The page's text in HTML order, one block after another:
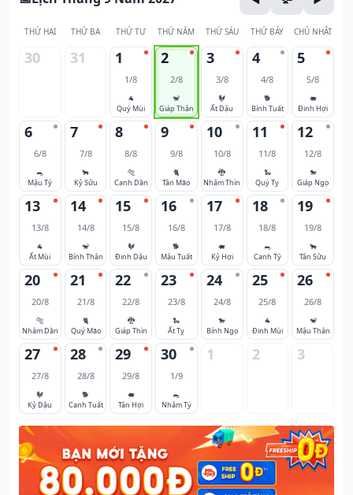
THỨ HAI THỨ BA THỨ TƯ THỨ NĂM THỨ SÁU THỨ BẢY CHỦ NHẬT
30 31 1
1/8
🐐
Quý Mùi
2
2/8
🐒
Giáp Thân
3
3/8
🐓
Ất Dậu
4
4/8
🐕
Bính Tuất
5
5/8
🐖
Đinh Hợi
6
6/8
🐀
Mậu Tý
7
7/8
🐂
Kỷ Sửu
8
8/8
🐅
Canh Dần
9
9/8
🐈
Tân Mão
10
10/8
🐉
Nhâm Thìn
11
11/8
🐍
Quý Tỵ
12
12/8
🐎
Giáp Ngọ
13
13/8
🐐
Ất Mùi
14
14/8
🐒
Bính Thân
15
15/8
🐓
Đinh Dậu
16
16/8
🐕
Mậu Tuất
17
17/8
🐖
Kỷ Hợi
18
18/8
🐀
Canh Tý
19
19/8
🐂
Tân Sửu
20
20/8
🐅
Nhâm Dần
21
21/8
🐈
Quý Mão
22
22/8
🐉
Giáp Thìn
23
23/8
🐍
Ất Tỵ
24
24/8
🐎
Bính Ngọ
25
25/8
🐐
Đinh Mùi
26
26/8
🐒
Mậu Thân
27
27/8
🐓
Kỷ Dậu
28
28/8
🐕
Canh Tuất
29
29/8
🐖
Tân Hợi
30
1/9
🐀
Nhâm Tý
1 2 3